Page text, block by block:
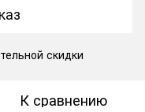
скидки
К сравнению